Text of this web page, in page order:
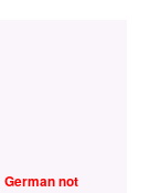
German not